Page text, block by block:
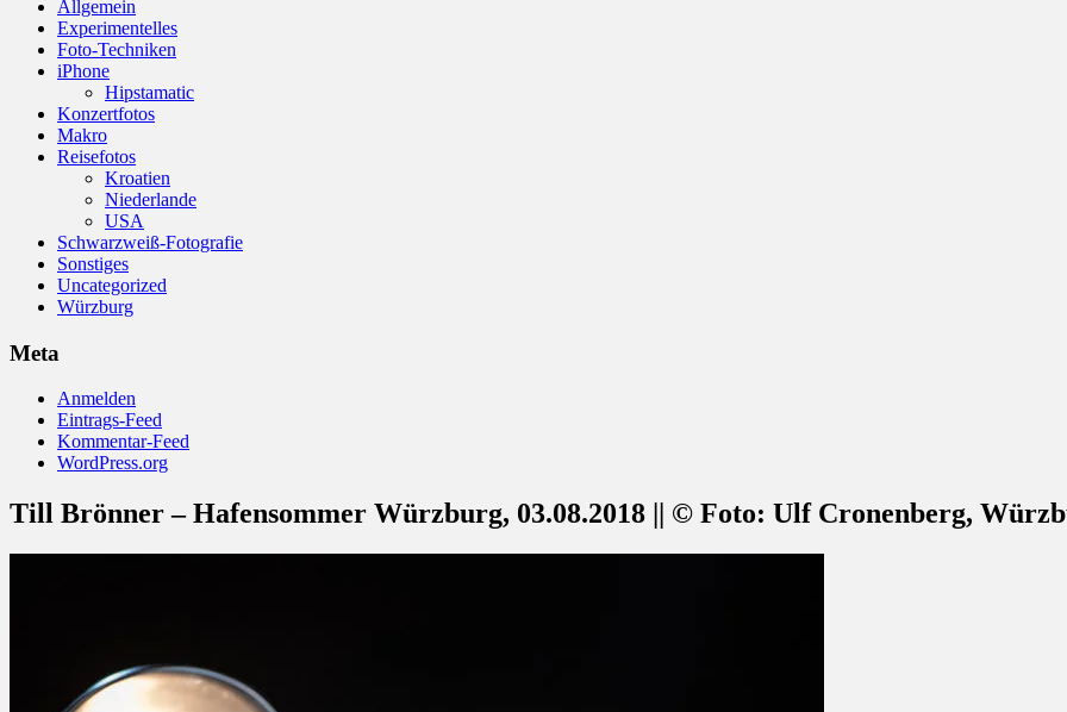
Allgemein
Experimentelles
Foto-Techniken
iPhone
Hipstamatic
Konzertfotos
Makro
Reisefotos
Kroatien
Niederlande
USA
Schwarzweiß-Fotografie
Sonstiges
Uncategorized
Würzburg
Meta
Anmelden
Eintrags-Feed
Kommentar-Feed
WordPress.org
Till Brönner – Hafensommer Würzburg, 03.08.2018 || © Foto: Ulf Cronenberg,